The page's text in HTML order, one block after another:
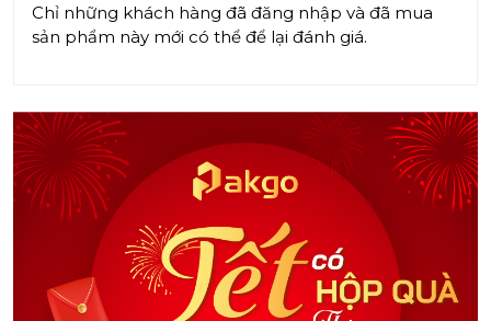
Chỉ những khách hàng đã đăng nhập và đã mua
sản phẩm này mới có thể để lại đánh giá.